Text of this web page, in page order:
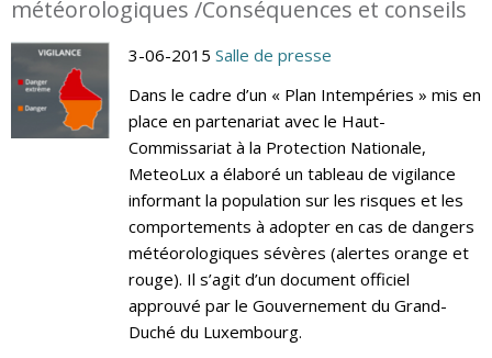
météorologiques /Conséquences et conseils
3-06-2015 Salle de presse
Dans le cadre d’un « Plan Intempéries » mis en
place en partenariat avec le Haut-
Commissariat à la Protection Nationale,
MeteoLux a élaboré un tableau de vigilance
informant la population sur les risques et les
comportements à adopter en cas de dangers
météorologiques sévères (alertes orange et
rouge). Il s’agit d’un document officiel
approuvé par le Gouvernement du Grand-
Duché du Luxembourg.